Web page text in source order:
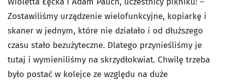
Zostawiliśmy urządzenie wielofunkcyjne, kopiarkę i
skaner w jednym, które nie działało i od dłuższego
czasu stało bezużyteczne. Dlatego przynieśliśmy je
tutaj i wymieniliśmy na skrzydłokwiat. Chwilę trzeba
było postać w kolejce ze względu na duże